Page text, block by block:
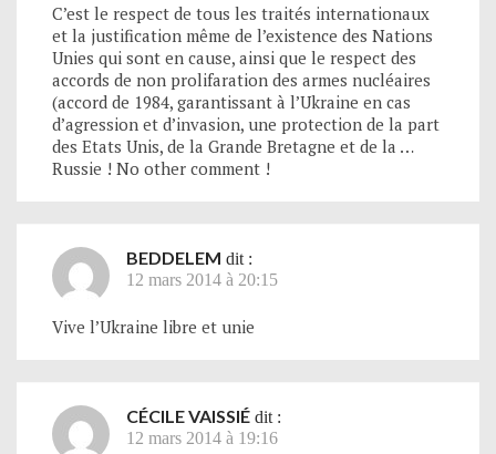
C’est le respect de tous les traités internationaux
et la justification même de l’existence des Nations
Unies qui sont en cause, ainsi que le respect des
accords de non prolifaration des armes nucléaires
(accord de 1984, garantissant à l’Ukraine en cas
d’agression et d’invasion, une protection de la part
des Etats Unis, de la Grande Bretagne et de la …
Russie ! No other comment !
BEDDELEM dit :
12 mars 2014 à 20:15
Vive l’Ukraine libre et unie
CÉCILE VAISSIÉ dit :
12 mars 2014 à 19:16